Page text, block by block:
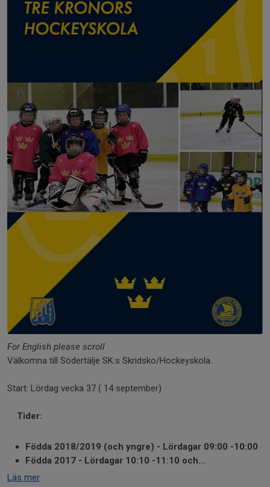
For English please scroll
Välkomna till Södertälje SK:s Skridsko/Hockeyskola.
Start: Lördag vecka 37 ( 14 september)
Tider:
Födda 2018/2019 (och yngre) - Lördagar 09:00 -10:00
Födda 2017 - Lördagar 10:10 -11:10 och...
Läs mer